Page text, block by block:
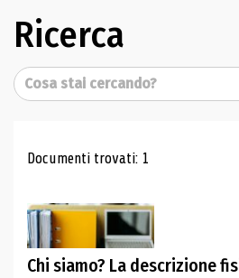
Ricerca
Cerca
Risultati di
Documenti trovati: 1
Chi siamo? La descrizione